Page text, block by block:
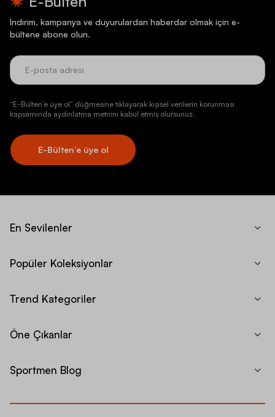
İndirim, kampanya ve duyurulardan haberdar olmak için e-
bültene abone olun.
“E-Bülten’e üye ol” düğmesine tıklayarak kişisel verilerin korunması
kapsamında aydınlatma metnini kabul etmiş olursunuz.
E-Bülten’e üye ol
En Sevilenler
Popüler Koleksiyonlar
Trend Kategoriler
Öne Çıkanlar
Sportmen Blog